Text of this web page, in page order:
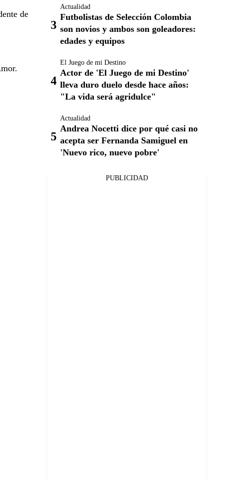
de
Actualidad
Futbolistas de Selección Colombia
son novios y ambos son goleadores:
edades y equipos
El Juego de mi Destino
Actor de 'El Juego de mi Destino'
lleva duro duelo desde hace años:
"La vida será agridulce"
Actualidad
Andrea Nocetti dice por qué casi no
acepta ser Fernanda Samiguel en
'Nuevo rico, nuevo pobre'
PUBLICIDAD